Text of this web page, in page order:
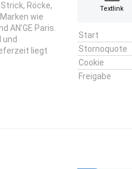
Röcke,
wie
AN’GE Paris.
und
liegt
Textlink
Start
Stornoquote
Cookie
Freigabe